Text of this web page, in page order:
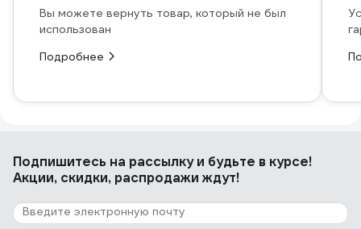
Вы можете вернуть товар, который не был
использован
Подробнее
Подпишитесь на рассылкуи будьте в курсе!
Акции, скидки, распродажи ждут!